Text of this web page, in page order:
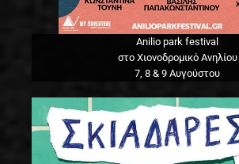
Anilio park festival
στο Χιονοδρομικό Ανηλίου
7, 8 & 9 Αυγούστου